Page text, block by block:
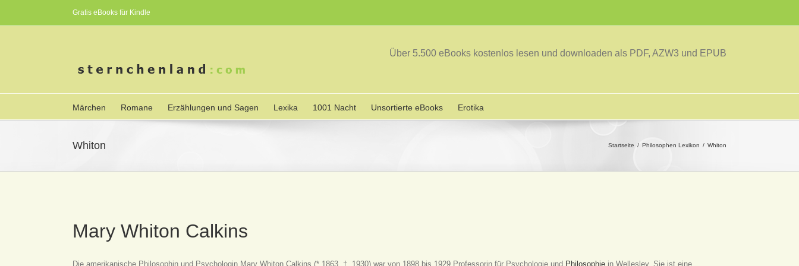
Gratis eBooks für Kindle
Über 5.500 eBooks kostenlos lesen und downloaden als PDF, AZW3 und EPUB
Märchen Romane Erzählungen und Sagen Lexika 1001 Nacht Unsortierte eBooks Erotika
Whiton Startseite Philosophen Lexikon Whiton
Mary Whiton Calkins
Die amerikanische Philosophin und Psychologin Mary Whiton Calkins (* 1863, † 1930) war von 1898 bis 1929 Professorin für Psychologie und Philosophie in Wellesley. Sie ist eine